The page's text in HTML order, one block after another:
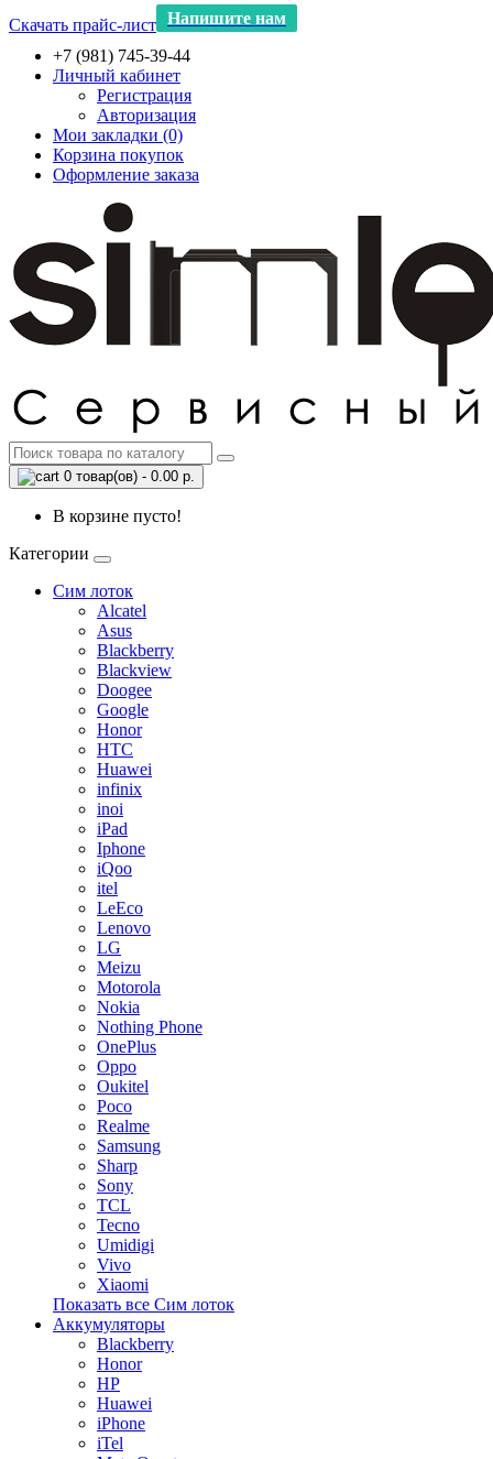
Скачать прайс-лист Напишите нам
+7 (981) 745-39-44
Личный кабинет
Регистрация
Авторизация
Мои закладки (0)
Корзина покупок
Оформление заказа
0 товар(ов) - 0.00 р.
В корзине пусто!
Категории
Сим лоток
Alcatel
Asus
Blackberry
Blackview
Doogee
Google
Honor
HTC
Huawei
infinix
inoi
iPad
Iphone
iQoo
itel
LeEco
Lenovo
LG
Meizu
Motorola
Nokia
Nothing Phone
OnePlus
Oppo
Oukitel
Poco
Realme
Samsung
Sharp
Sony
TCL
Tecno
Umidigi
Vivo
Xiaomi
Показать все Сим лоток
Аккумуляторы
Blackberry
Honor
HP
Huawei
iPhone
iTel